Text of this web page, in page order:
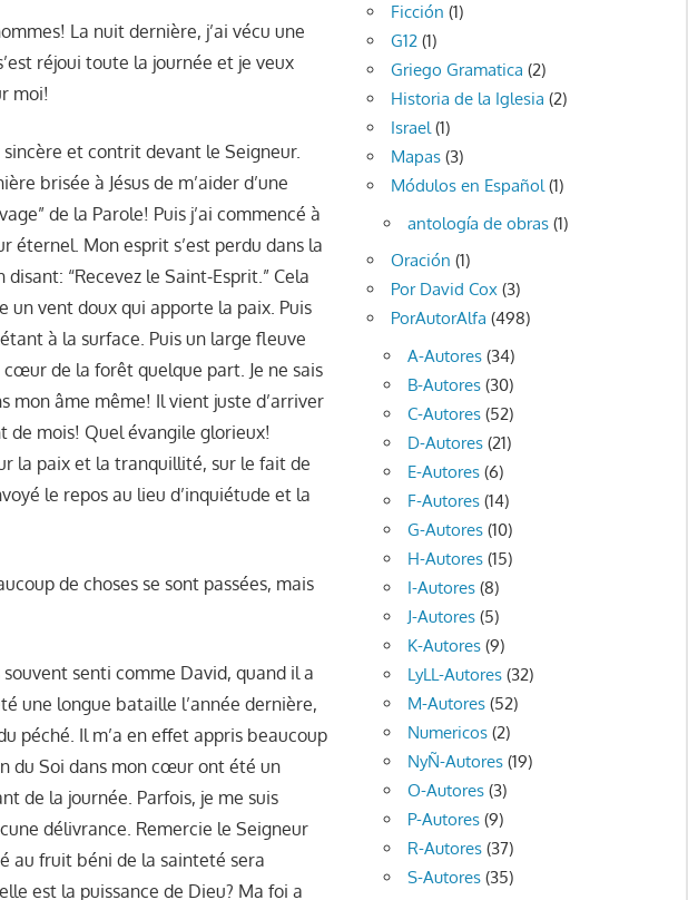
La nuit dernière, j’ai vécu une
réjoui toute la journée et je veux
moi!
et contrit devant le Seigneur.
brisée à Jésus de m’aider d’une
de la Parole! Puis j’ai commencé à
éternel. Mon esprit s’est perdu dans la
“Recevez le Saint-Esprit.” Cela
vent doux qui apporte la paix. Puis
à la surface. Puis un large fleuve
de la forêt quelque part. Je ne sais
mon âme même! Il vient juste d’arriver
de mois! Quel évangile glorieux!
la paix et la tranquillité, sur le fait de
le repos au lieu d’inquiétude et la
de choses se sont passées, mais
senti comme David, quand il a
une longue bataille l’année dernière,
péché. Il m’a en effet appris beaucoup
du Soi dans mon cœur ont été un
de la journée. Parfois, je me suis
délivrance. Remercie le Seigneur
au fruit béni de la sainteté sera
est la puissance de Dieu? Ma foi a
Ficción (1)
G12 (1)
Griego Gramatica (2)
Historia de la Iglesia (2)
Israel(1)
Mapas (3)
Módulos en Español(1)
antología de obras (1)
Oración (1)
Por David Cox (3)
PorAutorAlfa (498)
A-Autores (34)
B-Autores (30)
C-Autores (52)
D-Autores (21)
E-Autores (6)
F-Autores (14)
G-Autores (10)
H-Autores (15)
I-Autores (8)
J-Autores (5)
K-Autores (9)
LyLL-Autores (32)
M-Autores (52)
Numericos (2)
NyÑ-Autores (19)
O-Autores (3)
P-Autores (9)
R-Autores (37)
S-Autores (35)